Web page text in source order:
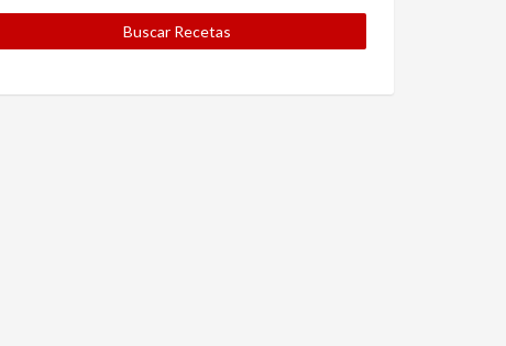
Buscar Recetas